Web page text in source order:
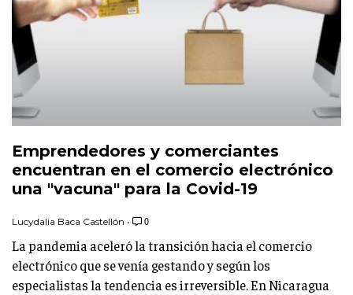
Emprendedores y comerciantes
encuentran en el comercio electrónico
una "vacuna" para la Covid-19
Lucydalia Baca Castellón • 0
La pandemia aceleró la transición hacia el comercio
electrónico que se venía gestando y según los
especialistas la tendencia es irreversible. En Nicaragua